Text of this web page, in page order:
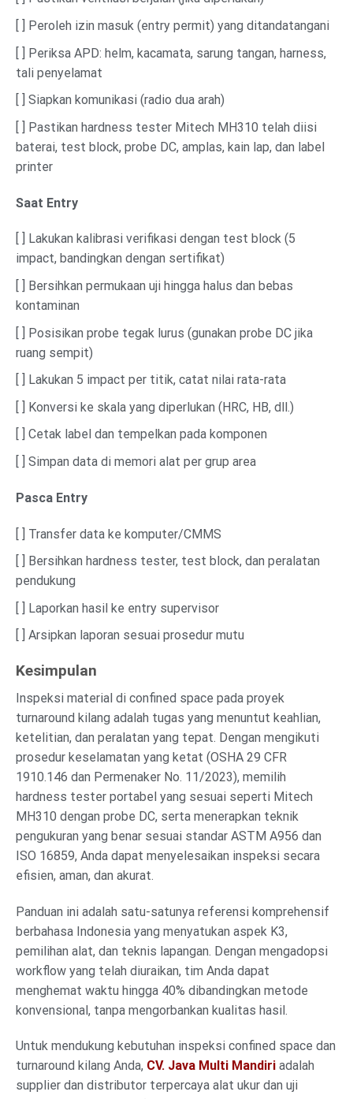
[ ] Peroleh izin masuk (entry permit) yang ditandatangani
[ ] Periksa APD: helm, kacamata, sarung tangan, harness,
tali penyelamat
[ ] Siapkan komunikasi (radio dua arah)
[ ] Pastikan hardness tester Mitech MH310 telah diisi
baterai, test block, probe DC, amplas, kain lap, dan label
printer
Saat Entry
[ ] Lakukan kalibrasi verifikasi dengan test block (5
impact, bandingkan dengan sertifikat)
[ ] Bersihkan permukaan uji hingga halus dan bebas
kontaminan
[ ] Posisikan probe tegak lurus (gunakan probe DC jika
ruang sempit)
[ ] Lakukan 5 impact per titik, catat nilai rata-rata
[ ] Konversi ke skala yang diperlukan (HRC, HB, dll.)
[ ] Cetak label dan tempelkan pada komponen
[ ] Simpan data di memori alat per grup area
Pasca Entry
[ ] Transfer data ke komputer/CMMS
[ ] Bersihkan hardness tester, test block, dan peralatan
pendukung
[ ] Laporkan hasil ke entry supervisor
[ ] Arsipkan laporan sesuai prosedur mutu
Kesimpulan
Inspeksi material di confined space pada proyek
turnaround kilang adalah tugas yang menuntut keahlian,
ketelitian, dan peralatan yang tepat. Dengan mengikuti
prosedur keselamatan yang ketat (OSHA 29 CFR
1910.146 dan Permenaker No. 11/2023), memilih
hardness tester portabel yang sesuai seperti Mitech
MH310 dengan probe DC, serta menerapkan teknik
pengukuran yang benar sesuai standar ASTM A956 dan
ISO 16859, Anda dapat menyelesaikan inspeksi secara
efisien, aman, dan akurat.
Panduan ini adalah satu-satunya referensi komprehensif
berbahasa Indonesia yang menyatukan aspek K3,
pemilihan alat, dan teknis lapangan. Dengan mengadopsi
workflow yang telah diuraikan, tim Anda dapat
menghemat waktu hingga 40% dibandingkan metode
konvensional, tanpa mengorbankan kualitas hasil.
Untuk mendukung kebutuhan inspeksi confined space dan
turnaround kilang Anda, CV. Java Multi Mandiri adalah
supplier dan distributor terpercaya alat ukur dan uji